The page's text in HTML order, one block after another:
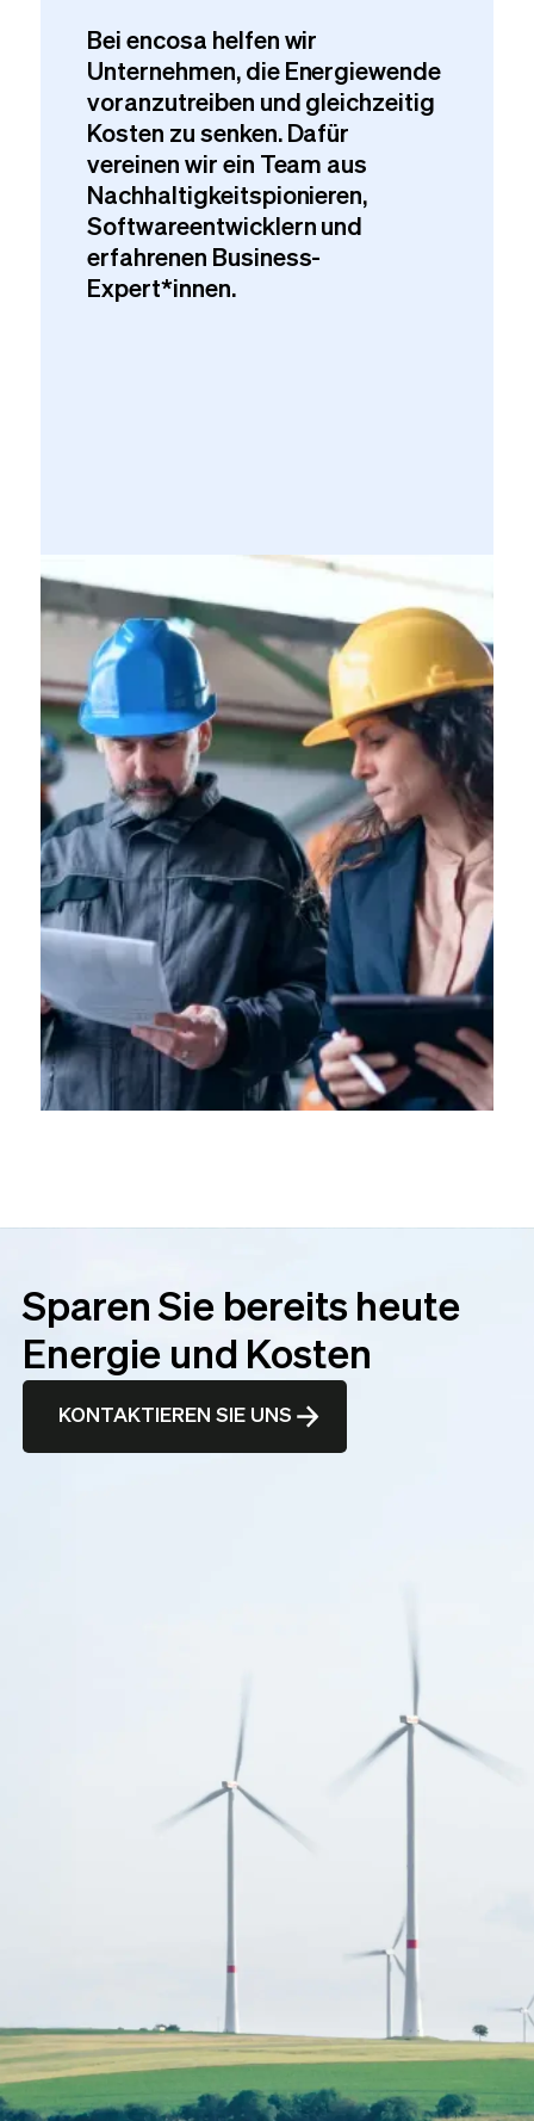
Bei encosa helfen wir
Unternehmen, die Energiewende
voranzutreiben und gleichzeitig
Kosten zu senken. Dafür
vereinen wir ein Team aus
Nachhaltigkeitspionieren,
Softwareentwicklern und
erfahrenen Business-
Expert*innen.
Sparen Sie bereits heute
Energie und Kosten
KONTAKTIEREN SIE UNS